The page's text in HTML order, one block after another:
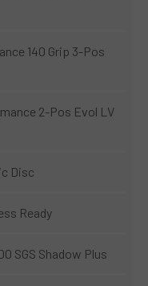
140 Grip 3-Pos
2-Pos Evol LV
Disc
Ready
SGS Shadow Plus